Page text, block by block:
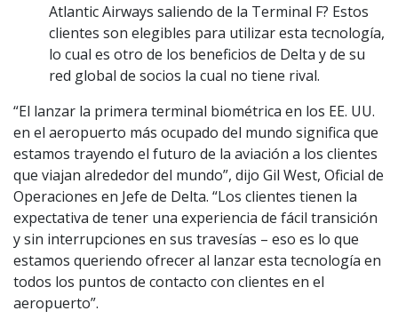
Atlantic Airways saliendo de la Terminal F? Estos
clientes son elegibles para utilizar esta tecnología,
lo cual es otro de los beneficios de Delta y de su
red global de socios la cual no tiene rival.
“El lanzar la primera terminal biométrica en los EE. UU.
en el aeropuerto más ocupado del mundo significa que
estamos trayendo el futuro de la aviación a los clientes
que viajan alrededor del mundo”, dijo Gil West, Oficial de
Operaciones en Jefe de Delta. “Los clientes tienen la
expectativa de tener una experiencia de fácil transición
y sin interrupciones en sus travesías – eso es lo que
estamos queriendo ofrecer al lanzar esta tecnología en
todos los puntos de contacto con clientes en el
aeropuerto”.